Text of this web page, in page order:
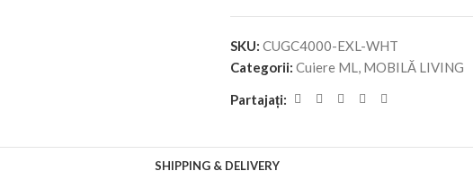
SKU: CUGC4000-EXL-WHT
Categorii: Cuiere ML, MOBILĂ LIVING
Partajați:
SHIPPING & DELIVERY